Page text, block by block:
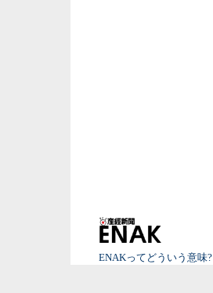
ENAKってどういう意味?